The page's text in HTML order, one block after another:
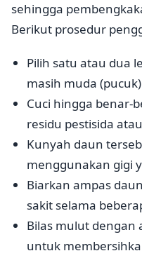
sehingga
Berikut prosedur
Pilih satu atau dua
masih muda
Cuci hingga benar-
residu pestisida
Kunyah daun
menggunakan gigi
Biarkan ampas
sakit selama
Bilas mulut dengan
untuk